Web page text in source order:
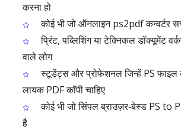
करना हो
कोई भी जो ऑनलाइन ps2pdf कन्वर्टर
प्रिंट, पब्लिशिंग या टेक्निकल डॉक्यूमेंट
वाले लोग
स्टूडेंट्स और प्रोफेशनल जिन्हें PS फाइल
लायक PDF कॉपी चाहिए
कोई भी जो सिंपल ब्राउज़र‑बेस्ड PS to
है